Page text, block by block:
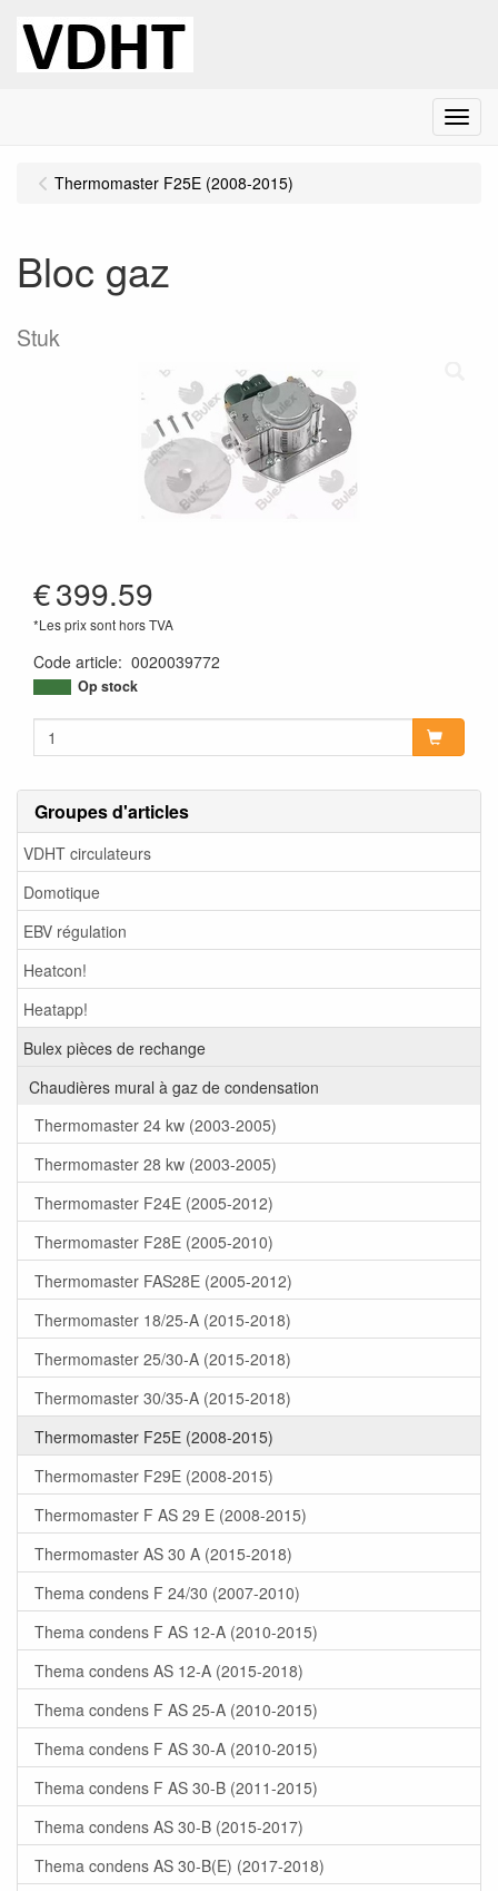
Menu
Groupes d'articles
VDHT circulateurs
Domotique
EBV régulation
Heatcon!
Heatapp!
Bulex pièces de rechange
Chaudières mural à gaz de condensation
Thermomaster 24 kw (2003-2005)
Thermomaster 28 kw (2003-2005)
Thermomaster F24E (2005-2012)
Thermomaster F28E (2005-2010)
Thermomaster FAS28E (2005-2012)
Thermomaster 18/25-A (2015-2018)
Thermomaster 25/30-A (2015-2018)
Thermomaster 30/35-A (2015-2018)
Thermomaster F25E (2008-2015)
Thermomaster F29E (2008-2015)
Thermomaster F AS 29 E (2008-2015)
Thermomaster AS 30 A (2015-2018)
Thema condens F 24/30 (2007-2010)
Thema condens F AS 12-A (2010-2015)
Thema condens AS 12-A (2015-2018)
Thema condens F AS 25-A (2010-2015)
Thema condens F AS 30-A (2010-2015)
Thema condens F AS 30-B (2011-2015)
Thema condens AS 30-B (2015-2017)
Thema condens AS 30-B(E) (2017-2018)
Thermomaster F25E (2008-2015)
Bloc gaz
Stuk
€399.59
*Les prix sont hors TVA
Code article: 0020039772
Op stock